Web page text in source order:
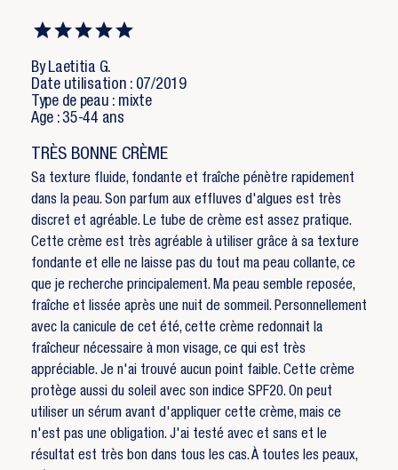
Ajouter à ma liste d'envies
add_circle_outline Créer une nouvelle liste
Nom de la liste d'envies
Annuler
Vous devez être connecté pour ajouter des produits
By Laetitia G.
Date utilisation : 07/2019
Type de peau : mixte
Age : 35-44 ans
TRÈS BONNE CRÈME
Sa texture fluide, fondante et fraîche pénètre rapidement
dans la peau. Son parfum aux effluves d'algues est très
discret et agréable. Le tube de crème est assez pratique.
Cette crème est très agréable à utiliser grâce à sa texture
fondante et elle ne laisse pas du tout ma peau collante, ce
que je recherche principalement. Ma peau semble reposée,
fraîche et lissée après une nuit de sommeil. Personnellement
avec la canicule de cet été, cette crème redonnait la
fraîcheur nécessaire à mon visage, ce qui est très
appréciable. Je n'ai trouvé aucun point faible. Cette crème
protège aussi du soleil avec son indice SPF20. On peut
utiliser un sérum avant d'appliquer cette crème, mais ce
n'est pas une obligation. J'ai testé avec et sans et le
résultat est très bon dans tous les cas. À toutes les peaux,